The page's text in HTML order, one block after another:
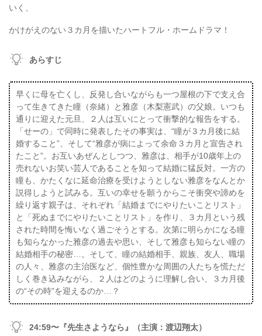
いく、
かけがえのない３カ月を描いたハートフル・ホームドラマ！
あらすじ
早くに母を亡くし、反発し合いながらも一つ屋根の下で支え合
って生きてきた瞳（奈緒）と雅彦（木梨憲武）の父娘。いつも
通りに迎えた元旦、２人は互いにとって衝撃的な報告をする。
「せーの」で同時に発表したその事実は、“瞳が３カ月後に結
婚すること”、そして“雅彦が病によって余命３カ月と宣告され
たこと”。お互いあぜんとしつつ、雅彦は、相手が10歳年上の
売れないお笑い芸人であることを知って結婚に猛反対。一方の
瞳も、かたくなに延命治療を受けようとしない雅彦をなんとか
説得しようと試みる。互いの幸せを願うからこそ衝突や諦めを
繰り返す親子は、それぞれ「結婚までにやりたいことリスト」
と「死ぬまでにやりたいことリスト」を作り、３カ月という残
された時間を悔いなく過ごそうとする。次第に明らかになる瞳
も知らなかった雅彦の過去や思い、そして雅彦も知らない瞳の
結婚相手の秘密…。そして、瞳の結婚相手、親族、友人、職場
の人々、雅彦の主治医など、個性豊かな周囲の人たちを慌ただ
しく巻き込みながら、２人はどのように理解し合い、３カ月後
の“その時”を迎えるのか…？
24:59〜『先生さようなら』（主演：渡辺翔太）